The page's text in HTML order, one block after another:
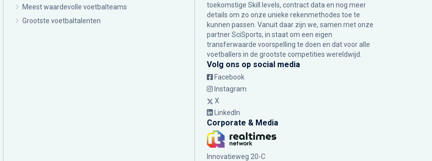
Meest waardevolle voetbalteams
Grootste voetbaltalenten
toekomstige Skill levels, contract data en nog meer
details om zo onze unieke rekenmethodes toe te
kunnen passen. Vanuit daar zijn we, samen met onze
partner SciSports, in staat om een eigen
transferwaarde voorspelling te doen en dat voor alle
voetballers in de grootste competities wereldwijd.
Volg ons op social media
Facebook
Instagram
X
LinkedIn
Corporate & Media
Innovatieweg 20-C